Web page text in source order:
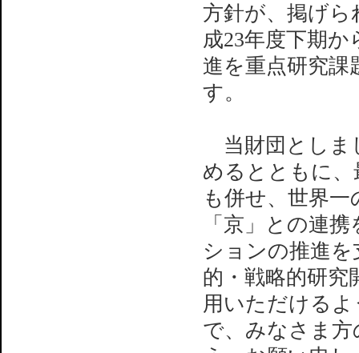
方針が、掲げら
成23年度下期
進を重点研究
す。
当財団としま
めるとともに、
も併せ、世界
「京」との連
ションの推進
的・戦略的研究
用いただける
で、みなさま